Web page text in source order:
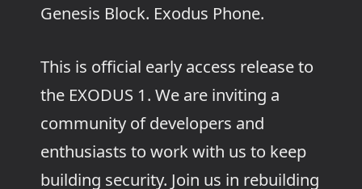
Genesis Block. Exodus Phone.
This is official early access release to
the EXODUS 1. We are inviting a
community of developers and
enthusiasts to work with us to keep
building security. Join us in rebuilding